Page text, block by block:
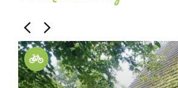
- kostenloser Internetzugang / Wifi
- Klimatisierung
- Bewachter Parkplatz
- Spa/Wellness